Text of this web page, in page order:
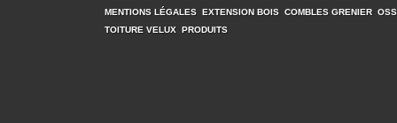
MENTIONS LÉGALES EXTENSION BOIS COMBLES GRENIER
TOITURE VELUX PRODUITS